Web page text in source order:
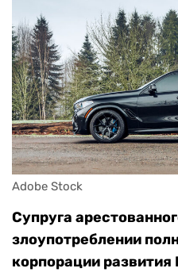
Adobe Stock
Супруга
злоупотреблении
корпорации развития